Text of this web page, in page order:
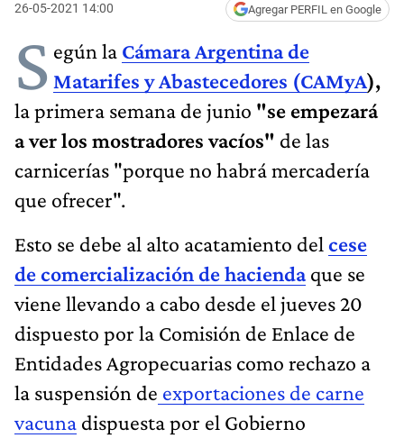
26-05-2021 14:00 Agregar PERFIL en Google
S egún la Cámara Argentina de
Matarifes y Abastecedores (CAMyA),
la primera semana de junio "se empezará
a ver los mostradores vacíos" de las
carnicerías "porque no habrá mercadería
que ofrecer".
Esto se debe al alto acatamiento del cese
de comercialización de haciendaque se
viene llevando a cabo desde el jueves 20
dispuesto por la Comisión de Enlace de
Entidades Agropecuarias como rechazo a
la suspensión de exportaciones de carne
vacuna dispuesta por el Gobierno